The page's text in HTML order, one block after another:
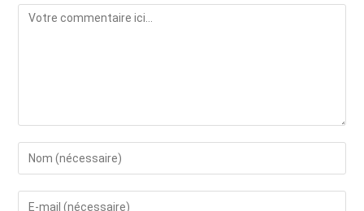
Comment
Enter
your
name
Enter